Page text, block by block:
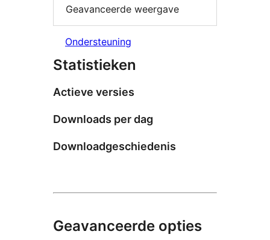
Geavanceerde weergave
Ondersteuning
Statistieken
Actieve versies
Downloads per dag
Downloadgeschiedenis
Geavanceerde opties